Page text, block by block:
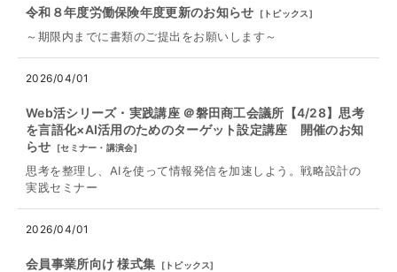
令和８年度労働保険年度更新のお知らせ [ トピックス]
～期限内までに書類のご提出をお願いします～
2026/04/01
Web活シリーズ・実践講座 ＠磐田商工会議所【4/28】思考
を言語化×AI活用のためのターゲット設定講座 開催のお知
らせ
[セミナー・講演会]
思考を整理し、AIを使って情報発信を加速しよう。戦略設計の
実践セミナー
2026/04/01
会員事業所向け 様式集 [トピックス]